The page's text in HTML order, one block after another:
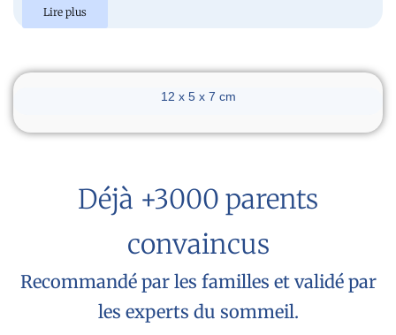
Lire plus
Dimensions du réveil
12 x 5 x 7 cm
Déjà +3000 parents
convaincus
Recommandé par les familles et validé par
les experts du sommeil.